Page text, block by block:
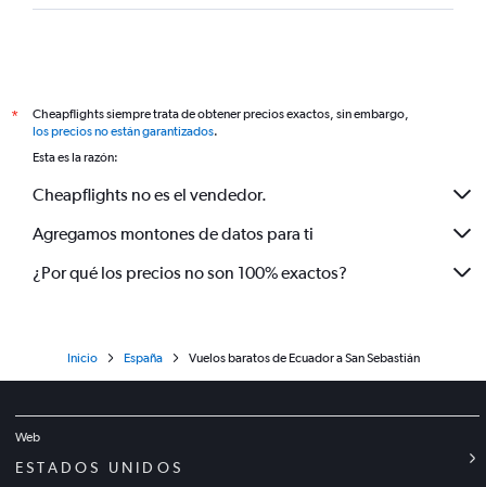
*
Cheapflights siempre trata de obtener precios exactos, sin embargo,
los precios no están garantizados.
Esta es la razón:
Cheapflights no es el vendedor.
Agregamos montones de datos para ti
¿Por qué los precios no son 100% exactos?
Inicio España Vuelos baratos de Ecuador a San Sebastián
Web
ESTADOS UNIDOS